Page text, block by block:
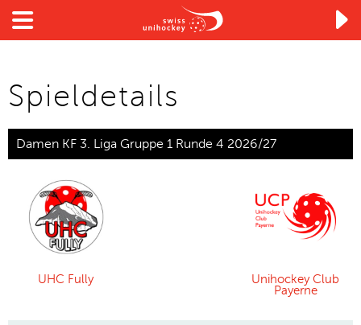

Spieldetails
Damen KF 3. Liga Gruppe 1 Runde 4 2026/27
UHC Fully
Unihockey Club
Payerne